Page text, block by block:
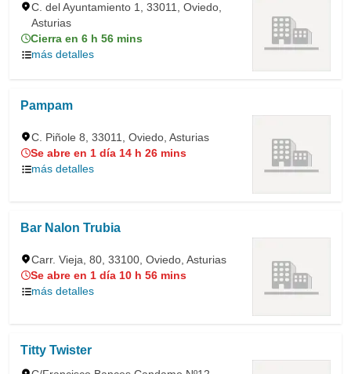
C. del Ayuntamiento 1, 33011, Oviedo,
Asturias
Cierra en 6 h 56 mins
más detalles
Pampam
C. Piñole 8, 33011, Oviedo, Asturias
Se abre en 1 día 14 h 26 mins
más detalles
Bar Nalon Trubia
Carr. Vieja, 80, 33100, Oviedo, Asturias
Se abre en 1 día 10 h 56 mins
más detalles
Titty Twister